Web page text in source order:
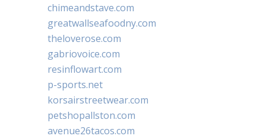
chimeandstave.com
greatwallseafoodny.com
theloverose.com
gabriovoice.com
resinflowart.com
p-sports.net
korsairstreetwear.com
petshopallston.com
avenue26tacos.com